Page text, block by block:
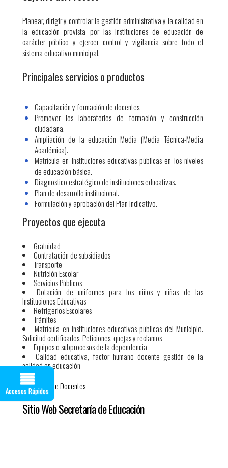
Planear, dirigir y controlar la gestión administrativa y la calidad en
la educación provista por las instituciones de educación de
carácter público y ejercer control y vigilancia sobre todo el
sistema educativo municipal.
Principales servicios o productos
Capacitación y formación de docentes.
Promover los laboratorios de formación y construcción
ciudadana.
Ampliación de la educación Media (Media Técnica-Media
Académica).
Matrícula en instituciones educativas públicas en los niveles
de educación básica.
Diagnostico estratégico de instituciones educativas.
Plan de desarrollo institucional.
Formulación y aprobación del Plan indicativo.
Proyectos que ejecuta
Gratuidad
Contratación de subsidiados
Transporte
Nutrición Escolar
Servicios Públicos
Dotación de uniformes para los niños y niñas de las
Instituciones Educativas
Refrigerios Escolares
Trámites
Matrícula en instituciones educativas públicas del Municipio.
Solicitud certificados. Peticiones, quejas y reclamos
Equipos o subprocesos de la dependencia
Calidad educativa, factor humano docente gestión de la
calidad en educación
Desprendible Docentes​
Sitio Web Secretaría de Educación ​
Accesos Rápidos